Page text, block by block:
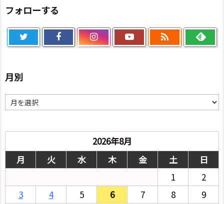
フォローする

月別
別
2026年8月
月
火 水 木 金 土
日
1
2
3
4 5 6 7 8
9